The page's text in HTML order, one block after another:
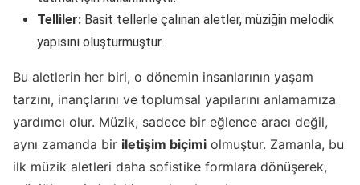
Telliler: Basit tellerle çalınan aletler, müziğin melodik
yapısını oluşturmuştur.
Bu aletlerin her biri, o dönemin insanlarının yaşam
tarzını, inançlarını ve toplumsal yapılarını anlamamıza
yardımcı olur. Müzik, sadece bir eğlence aracı değil,
aynı zamanda bir iletişim biçimi olmuştur. Zamanla, bu
ilk müzik aletleri daha sofistike formlara dönüşerek,